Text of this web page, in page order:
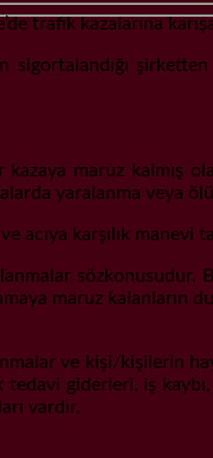
trafik kazalarına
sigortalandığı
maruz kalmış
yaralanma veya
karşılık manevi
sözkonusudur.
maruz kalanların
ve kişi/kişilerin
giderleri, iş
vardır.